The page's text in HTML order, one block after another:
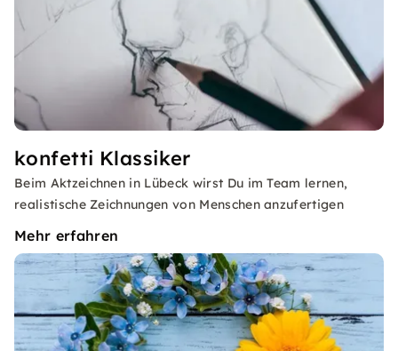
konfetti Klassiker
Beim Aktzeichnen in Lübeck wirst Du im Team lernen,
realistische Zeichnungen von Menschen anzufertigen
Mehr erfahren